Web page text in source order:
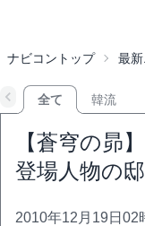
ナビコントップ 最
全て 韓流
【蒼穹の昴
登場人物の
2010年12月19日02